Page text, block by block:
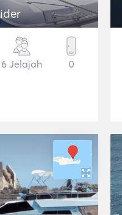
6 Jelajah 0